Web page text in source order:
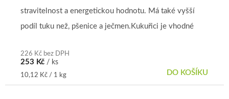
z
5
226 Kč bez DPH
253 Kč / ks
Měrná
cena:
10,12 Kč / 1 kg DO KOŠÍKU
stravitelnost a energetickou hodnotu. Má také vyšší
podíl tuku než, pšenice a ječmen.Kukuřici je vhodné